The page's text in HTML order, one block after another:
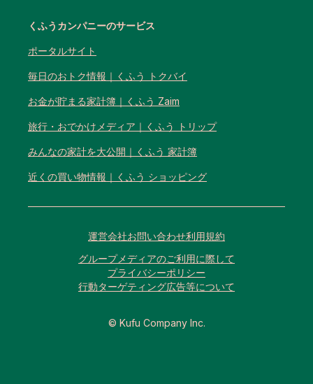
くふうカンパニーのサービス
ポータルサイト
毎日のおトク情報｜くふう トクバイ
お金が貯まる家計簿｜くふう Zaim
旅行・おでかけメディア｜くふう トリップ
みんなの家計を大公開｜くふう 家計簿
近くの買い物情報｜くふう ショッピング
運営会社お問い合わせ利用規約
グループメディアのご利用に際して
プライバシーポリシー
行動ターゲティング広告等について
© Kufu Company Inc.